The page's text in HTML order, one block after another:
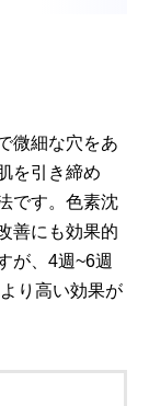
微細な穴をあ
を引き締め
です。色素沈
善にも効果的
が、4週~6週
り高い効果が